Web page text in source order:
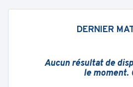
DERNIER
Aucun résultat de
le moment.